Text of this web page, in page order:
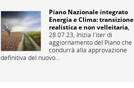
Piano Nazionale integrato
Energia e Clima: transizione
realistica e non velleitaria,
28.07.23, Inizia l'iter di
aggiornamento del Piano che
condurrà alla approvazione
definitiva del nuovo...